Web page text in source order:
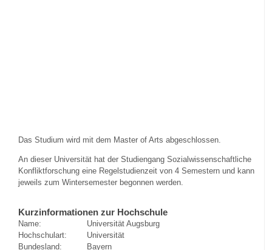
Das Studium wird mit dem Master of Arts abgeschlossen.
An dieser Universität hat der Studiengang Sozialwissenschaftliche
Konfliktforschung eine Regelstudienzeit von 4 Semestern und kann
jeweils zum Wintersemester begonnen werden.
Kurzinformationen zur Hochschule
Name:
Universität Augsburg
Hochschulart:
Universität
Bundesland:
Bayern